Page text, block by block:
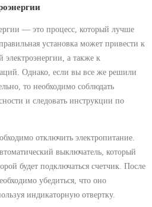
― это процесс, который лучше
установка может привести к
электроэнергии, а также к
Однако, если вы все же решили
то необходимо соблюдать
и следовать инструкции по
отключить электропитание.
выключатель, который
будет подключаться счетчик. После
убедиться, что оно
индикаторную отвертку.